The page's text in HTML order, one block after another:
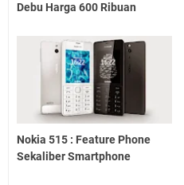
Debu Harga 600 Ribuan
Nokia 515 : Feature Phone
Sekaliber Smartphone